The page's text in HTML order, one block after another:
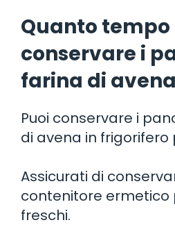
Quanto tempo
conservare i
farina di
Puoi conservare i
di avena in frigorifero
Assicurati di
contenitore ermetico
freschi.